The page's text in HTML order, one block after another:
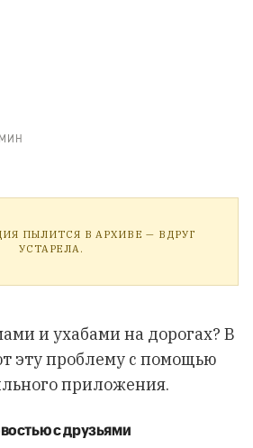
ПЫЛИТСЯ В АРХИВЕ — ВДРУГ
УСТАРЕЛА.
и ухабами на дорогах? В
эту проблему с помощью
приложения.
с друзьями